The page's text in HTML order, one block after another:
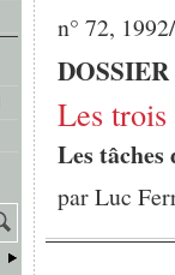
n° 72,
Les trois
Les tâches
parLuc